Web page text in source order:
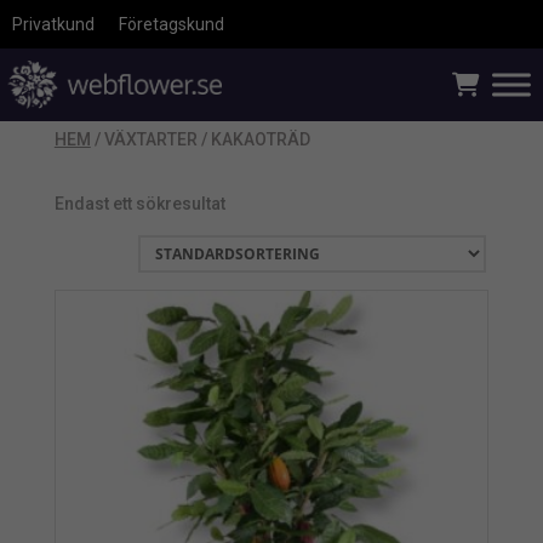
Privatkund Företagskund
HEM / VÄXTARTER / KAKAOTRÄD
Endast ett sökresultat